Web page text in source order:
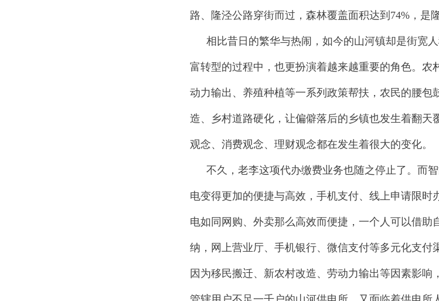
路、隆泾公路穿街而过，森林覆盖面积达到74%，是
相比昔日的繁华与热闹，如今的山河镇却是街宽
富转型的过程中，也更扮演着越来越重要的角色。
动力输出、养殖种植等一系列政策帮扶，农民的腰
造、乡村道路硬化，让偏僻落后的乡镇也发生着翻
观念、消费观念、理财观念都在发生着很大的变化。
不久，老李这项代办缴费业务也随之停止了。而
电变得更加的便捷与高效，手机支付、线上申请限
电如同网购、外卖那么高效而便捷，一个人可以借助
纳，网上营业厅、手机银行、微信支付等多元化支付
因为移民搬迁、新农村改造、劳动力输出等因素影